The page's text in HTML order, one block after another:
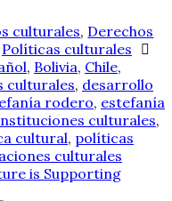
culturales, Derechos
Políticas culturales
, Bolivia, Chile,
culturales, desarrollo
rodero, estefanía
culturales,
cultural, políticas
culturales
is Supporting